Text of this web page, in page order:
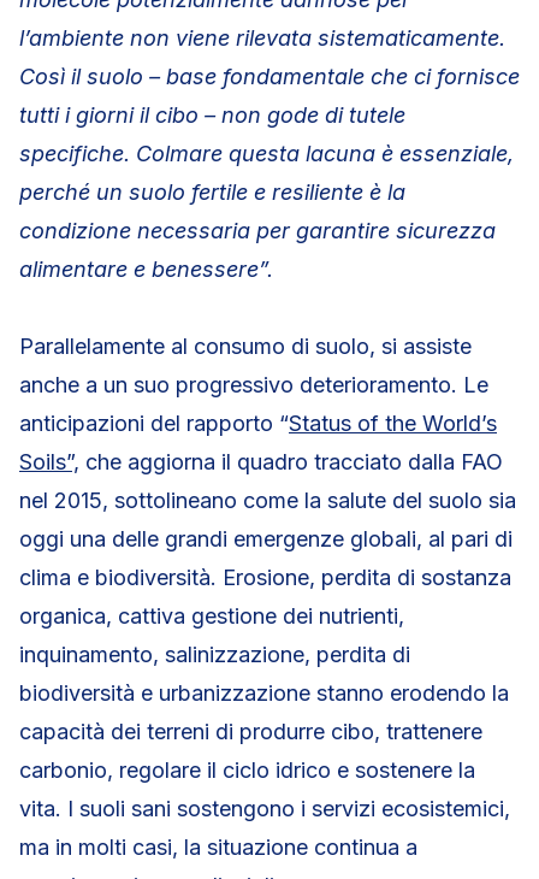
l’ambiente non viene rilevata sistematicamente.
Così il suolo – base fondamentale che ci fornisce
tutti i giorni il cibo – non gode di tutele
specifiche. Colmare questa lacuna è essenziale,
perché un suolo fertile e resiliente è la
condizione necessaria per garantire sicurezza
alimentare e benessere”.
Parallelamente al consumo di suolo, si assiste
anche a un suo progressivo deterioramento. Le
anticipazioni del rapporto “Status of the World’s
Soils”, che aggiorna il quadro tracciato dalla FAO
nel 2015, sottolineano come la salute del suolo sia
oggi una delle grandi emergenze globali, al pari di
clima e biodiversità. Erosione, perdita di sostanza
organica, cattiva gestione dei nutrienti,
inquinamento, salinizzazione, perdita di
biodiversità e urbanizzazione stanno erodendo la
capacità dei terreni di produrre cibo, trattenere
carbonio, regolare il ciclo idrico e sostenere la
vita. I suoli sani sostengono i servizi ecosistemici,
ma in molti casi, la situazione continua a